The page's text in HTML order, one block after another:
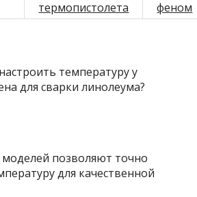
термопистолета
феном
температуру у
для сварки линолеума?
позволяют точно
для качественной